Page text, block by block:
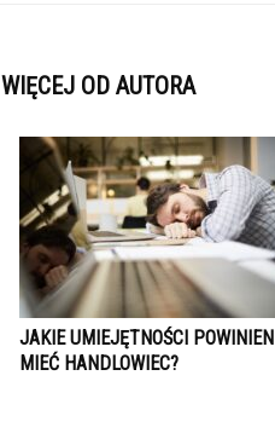
WIĘCEJ OD AUTORA
JAKIE UMIEJĘTNOŚCI POWINIEN
MIEĆ HANDLOWIEC?